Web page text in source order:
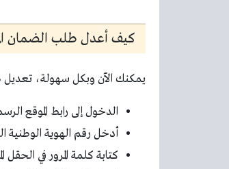
كيف أعدل طلب الضمان
يمكنك الآن وبكل سهولة،
الدخول إلى رابط الموقع
أدخل رقم الهوية الوطنية
كتابة كلمة المرور في